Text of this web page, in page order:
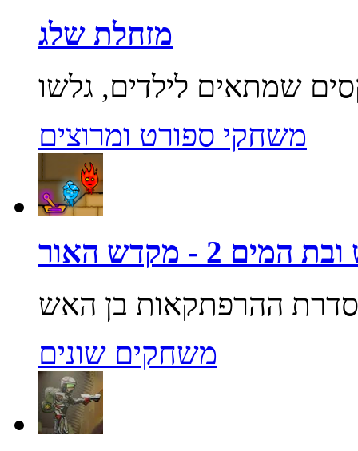
מזחלת שלג
משחקי ספורט ומרוצים
2 - מקדש האור
משחקים שונים